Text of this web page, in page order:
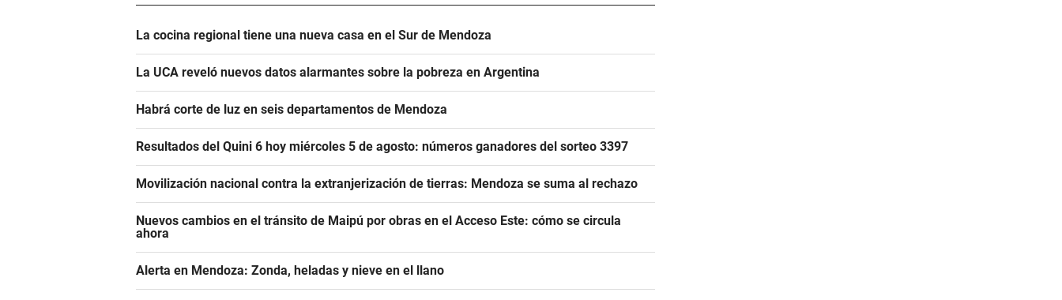
La cocina regional tiene una nueva casa en el Sur de Mendoza
La UCA reveló nuevos datos alarmantes sobre la pobreza en Argentina
Habrá corte de luz en seis departamentos de Mendoza
Resultados del Quini 6 hoy miércoles 5 de agosto: números ganadores del sorteo 3397
Movilización nacional contra la extranjerización de tierras: Mendoza se suma al rechazo
Nuevos cambios en el tránsito de Maipú por obras en el Acceso Este: cómo se circula
ahora
Alerta en Mendoza: Zonda, heladas y nieve en el llano